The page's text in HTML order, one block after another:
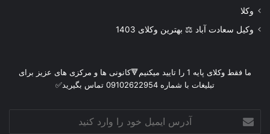
وکلا
وکیل سعادت آباد ⚖️ بهترین وکلای 1403
ما فقط وکلای پایه 1 را تایید میکنیم🔻کانونی ها و مرکزی های عزیز برای
تبلیغات با شماره 09102622954 تماس بگیرید✅
ایمیل